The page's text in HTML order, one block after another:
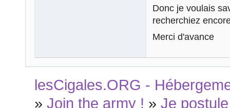
Donc je voulais
recherchiez
Merci d'avance
lesCigales.ORG -
»Join the army ! »Je